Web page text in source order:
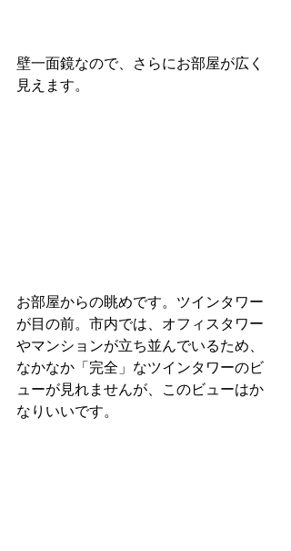
壁一面鏡なので、さらにお部屋が広く
見えます。
お部屋からの眺めです。ツインタワー
が目の前。市内では、オフィスタワー
やマンションが立ち並んでいるため、
なかなか「完全」なツインタワーのビ
ューが見れませんが、このビューはか
なりいいです。